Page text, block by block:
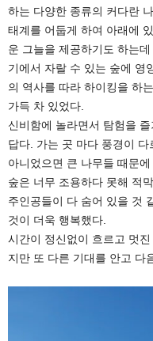
하는 다양한 종류의 커다란
태계를 어둡게 하여 아래에
운 그늘을 제공하기도 하는
기에서 자랄 수 있는 숲에 영
의 역사를 따라 하이킹을 하
가득 차 있었다.
신비함에 놀라면서 탐험을
답다. 가는 곳 마다 풍경이
아니었으면 큰 나무들 때문
숲은 너무 조용하다 못해 적
주인공들이 다 숨어 있을 것
것이 더욱 행복했다.
시간이 정신없이 흐르고 멋
지만 또 다른 기대를 안고 다